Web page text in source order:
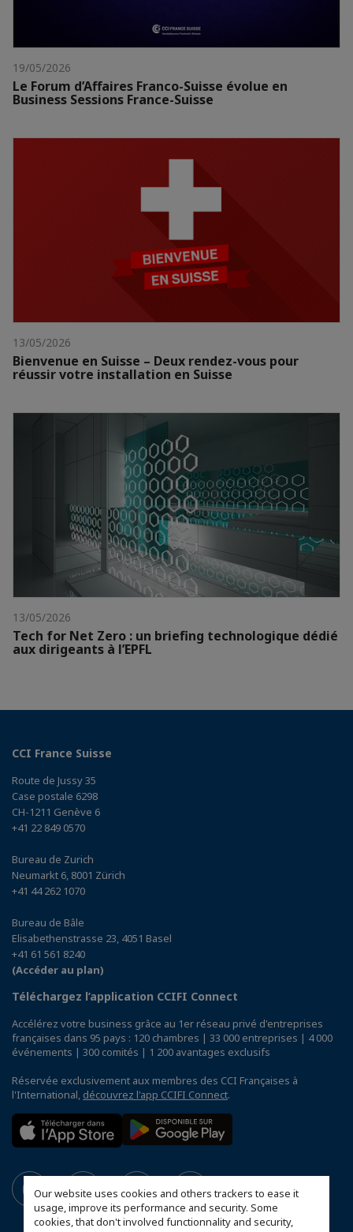
Our website uses cookies and others trackers to ease it
usage, improve its performance and security. Some
cookies, that don't involved functionnality and security,
19/05/2026
Le Forum d’Affaires Franco-Suisse évolue en
Business Sessions France-Suisse
13/05/2026
Bienvenue en Suisse – Deux rendez-vous pour
réussir votre installation en Suisse
13/05/2026
Tech for Net Zero : un briefing technologique dédié
aux dirigeants à l’EPFL
CCI France Suisse
Route de Jussy 35
Case postale 6298
CH-1211 Genève 6
+41 22 849 0570
Bureau de Zurich
Neumarkt 6, 8001 Zürich
+41 44 262 1070
Bureau de Bâle
Elisabethenstrasse 23, 4051 Basel
+41 61 561 8240
(Accéder au plan)
Téléchargez l’application CCIFI Connect
Accélérez votre business grâce au 1er réseau privé d'entreprises
françaises dans 95 pays : 120 chambres | 33 000 entreprises | 4 000
événements | 300 comités | 1 200 avantages exclusifs
Réservée exclusivement aux membres des CCI Françaises à
l'International, découvrez l'app CCIFI Connect.